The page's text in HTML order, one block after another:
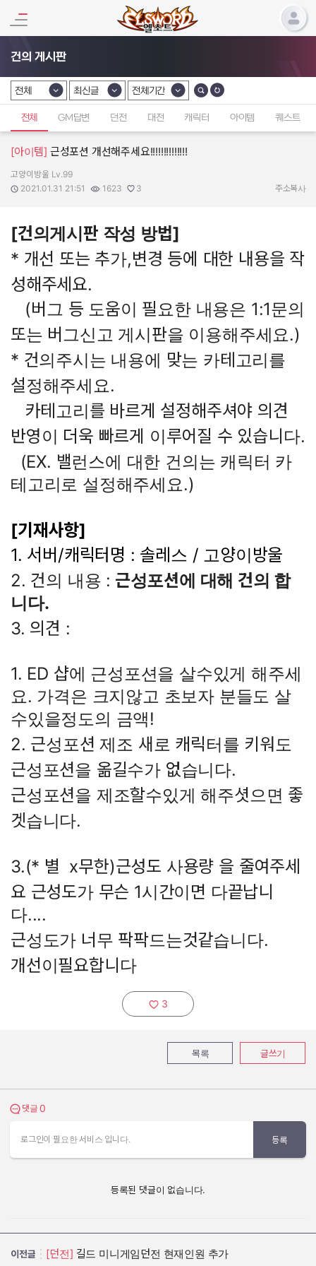
건의 게시판
카테고리 선택
전체
카테고리 선택
최신글
카테고리 선택
전체기간
전체 GM답변 던전 대전 캐릭터 아이템 퀘스트
[아이템] 근성포션 개선해주세요!!!!!!!!!!!!!!
작성자:
고양이방울 Lv.99
작성일:
2021.01.31 21:51
조회수:
1623
추천수:
3 주소복사
[건의게시판 작성 방법]
* 개선 또는 추가,변경 등에 대한 내용을 작
성해주세요.
(버그 등 도움이 필요한 내용은 1:1문의
또는 버그신고 게시판을 이용해주세요.)
* 건의주시는 내용에 맞는 카테고리를
설정해주세요.
카테고리를 바르게 설정해주셔야 의견
반영이 더욱 빠르게 이루어질 수 있습니다.
(EX. 밸런스에 대한 건의는 캐릭터 카
테고리로 설정해주세요.)
[기재사항]
1. 서버/캐릭터명 : 솔레스 / 고양이방울
2. 건의 내용 : 근성포션에 대해 건의 합
니다.
3. 의견 :
1. ED 샵에 근성포션을 살수있게 해주세
요. 가격은 크지않고 초보자 분들도 살
수있을정도의 금액!
2. 근성포션 제조 새로 캐릭터를 키워도
근성포션을 옮길수가 없습니다.
근성포션을 제조할수있게 해주셧으면 좋
겟습니다.
3.(* 별 x무한)근성도 사용량 을 줄여주세
요 근성도가 무슨 1시간이면 다끝납니
다....
근성도가 너무 팍팍드는것같습니다.
개선이필요합니다
추천하기:
3
목록 글쓰기
댓글 보기
댓글 0
로그인이 필요한 서비스 입니다. 등록
등록된 댓글이 없습니다.
이전글 [던전] 길드 미니게임던전 현재인원 추가